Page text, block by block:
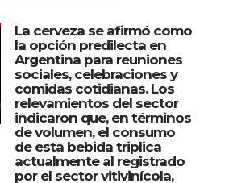
La cerveza se afirmó como
la opción predilecta en
Argentina para reuniones
sociales, celebraciones y
comidas cotidianas. Los
relevamientos del sector
indicaron que, en términos
de volumen, el consumo
de esta bebida triplica
actualmente al registrado
por el sector vitivinícola,